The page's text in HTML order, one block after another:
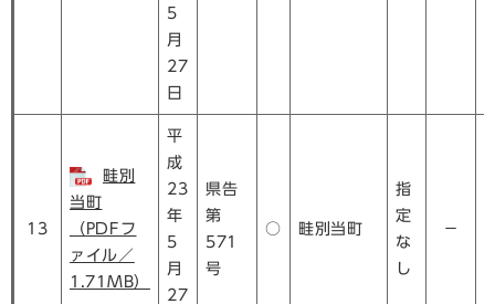
5
月
27
日
13
畦別
当町
（PDFフ
ァイル／
1.71MB）
平
成
23
年
5
月
27
県告
第
571
号
○ 畦別当町
指
定
な
し
－